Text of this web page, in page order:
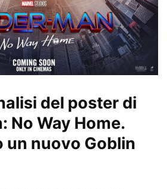
del poster di
No Way Home.
un nuovo Goblin